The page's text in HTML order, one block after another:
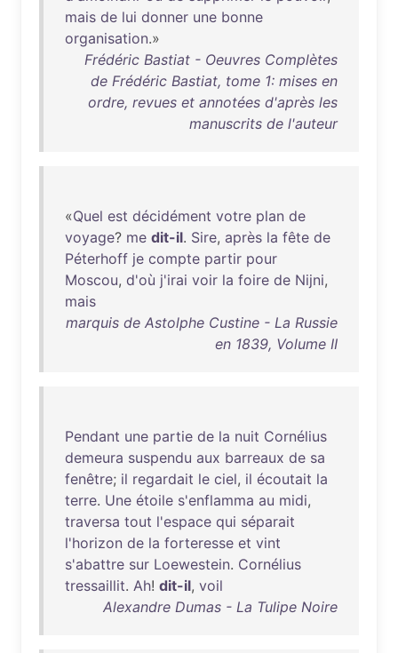
mais de lui donner une bonne
organisation.»
Frédéric Bastiat - Oeuvres Complètes
de Frédéric Bastiat, tome 1: mises en
ordre, revues et annotées d'après les
manuscrits de l'auteur
«Quel est décidément votre plan de
voyage? me dit-il. Sire, après la fête de
Péterhoff je compte partir pour
Moscou, d'où j'irai voir la foire de Nijni,
mais
marquis de Astolphe Custine - La Russie
en 1839, Volume II
Pendant une partie de la nuit Cornélius
demeura suspendu aux barreaux de sa
fenêtre; il regardait le ciel, il écoutait la
terre. Une étoile s'enflamma au midi,
traversa tout l'espace qui séparait
l'horizon de la forteresse et vint
s'abattre sur Loewestein. Cornélius
tressaillit. Ah! dit-il, voil
Alexandre Dumas - La Tulipe Noire